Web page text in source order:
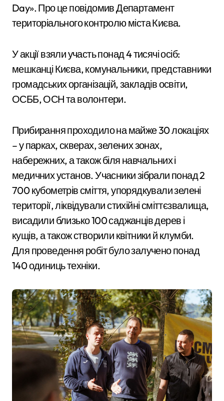
Day». Про це повідомив Департамент
територіального контролю міста Києва.
У акції взяли участь понад 4 тисячі осіб:
мешканці Києва, комунальники, представники
громадських організацій, закладів освіти,
ОСББ, ОСН та волонтери.
Прибирання проходило на майже 30 локаціях
– у парках, скверах, зелених зонах,
набережних, а також біля навчальних і
медичних установ. Учасники зібрали понад 2
700 кубометрів сміття, упорядкували зелені
території, ліквідували стихійні сміттєзвалища,
висадили близько 100 саджанців дерев і
кущів, а також створили квітники й клумби.
Для проведення робіт було залучено понад
140 одиниць техніки.